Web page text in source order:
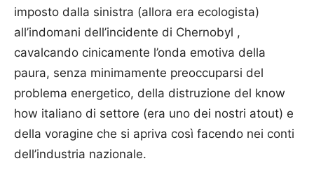
imposto dalla sinistra (allora era ecologista)
all’indomani dell’incidente di Chernobyl ,
cavalcando cinicamente l’onda emotiva della
paura, senza minimamente preoccuparsi del
problema energetico, della distruzione del know
how italiano di settore (era uno dei nostri atout) e
della voragine che si apriva così facendo nei conti
dell’industria nazionale.